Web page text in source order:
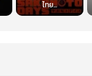
ไทย...